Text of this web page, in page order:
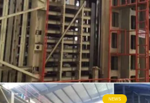
私
た
ち
に
NEWS